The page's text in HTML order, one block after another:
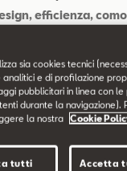
efficienza,
un’autonomia
da 0 a 50
massima di 95
versione ibrida
ed efficienza da
sia cookies tecnici
analitici e di profilazione
pubblicitari in linea con le
durante la navigazione).
la nostra
Cookie
tutti Accetta